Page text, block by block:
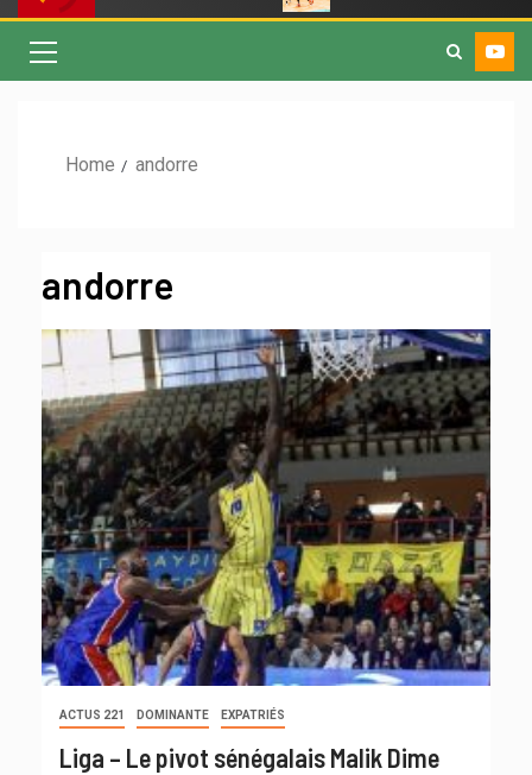
Home andorre
andorre
ACTUS 221 DOMINANTE EXPATRIÉS
Liga – Le pivot sénégalais Malik Dime